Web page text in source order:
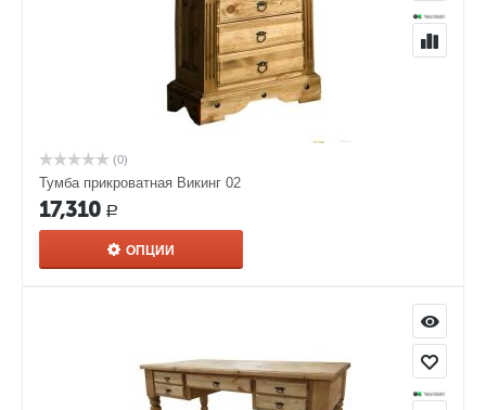
(0)
Тумба прикроватная Викинг 02
17,310 Р
ОПЦИИ